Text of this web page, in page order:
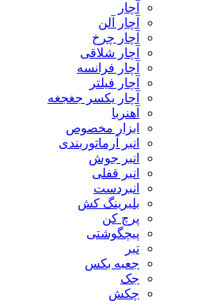
آچار
آچار آلن
آچار چرخ
آچار شلاقی
آچار فرانسه
آچار فیلتر
آچار یکسر جغجغه
آهنربا
ابزار مخصوص
انبر آرماتوربندی
انبر جوش
انبر قفلی
انبردست
بلبرینگ کش
پرچ کن
پیچگوشتی
تبر
جعبه بکس
جک
چکش